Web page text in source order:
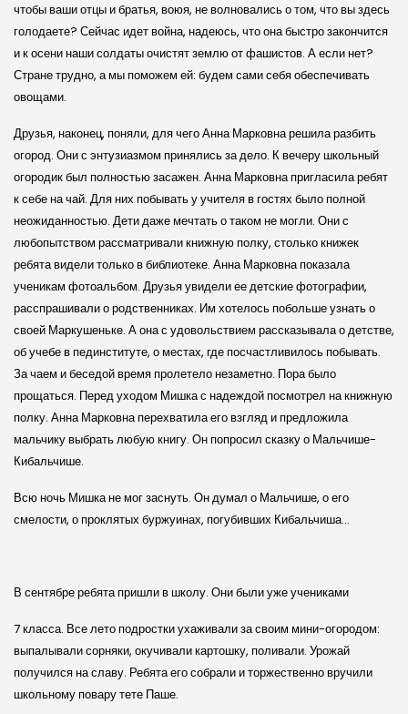
чтобы ваши отцы и братья, воюя, не волновались о том, что вы здесь
голодаете? Сейчас идет война, надеюсь, что она быстро закончится
и к осени наши солдаты очистят землю от фашистов. А если нет?
Стране трудно, а мы поможем ей: будем сами себя обеспечивать
овощами.
Друзья, наконец, поняли, для чего Анна Марковна решила разбить
огород. Они с энтузиазмом принялись за дело. К вечеру школьный
огородик был полностью засажен. Анна Марковна пригласила ребят
к себе на чай. Для них побывать у учителя в гостях было полной
неожиданностью. Дети даже мечтать о таком не могли. Они с
любопытством рассматривали книжную полку, столько книжек
ребята видели только в библиотеке. Анна Марковна показала
ученикам фотоальбом. Друзья увидели ее детские фотографии,
расспрашивали о родственниках. Им хотелось побольше узнать о
своей Маркушеньке. А она с удовольствием рассказывала о детстве,
об учебе в пединституте, о местах, где посчастливилось побывать.
За чаем и беседой время пролетело незаметно. Пора было
прощаться. Перед уходом Мишка с надеждой посмотрел на книжную
полку. Анна Марковна перехватила его взгляд и предложила
мальчику выбрать любую книгу. Он попросил сказку о Мальчише-
Кибальчише.
Всю ночь Мишка не мог заснуть. Он думал о Мальчише, о его
смелости, о проклятых буржуинах, погубивших Кибальчиша…
В сентябре ребята пришли в школу. Они были уже учениками
7 класса. Все лето подростки ухаживали за своим мини-огородом:
выпалывали сорняки, окучивали картошку, поливали. Урожай
получился на славу. Ребята его собрали и торжественно вручили
школьному повару тете Паше.